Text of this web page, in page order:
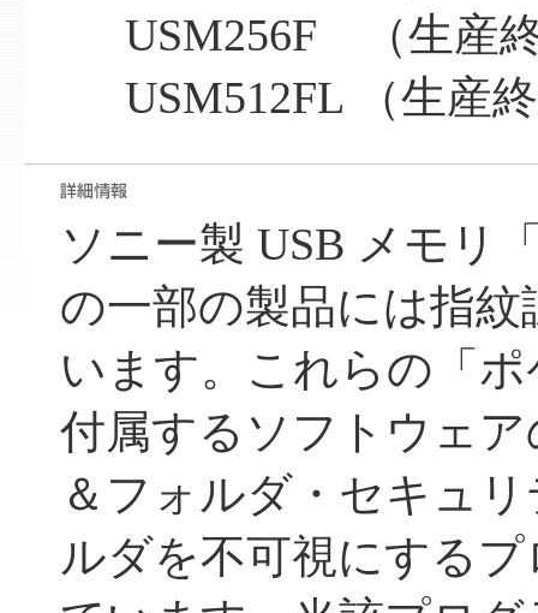
USM256F （生産
USM512FL （生産
ソニー製 USB メモリ
の一部の製品には指
います。これらの「
付属するソフトウェ
＆フォルダ・セキュ
ルダを不可視にする